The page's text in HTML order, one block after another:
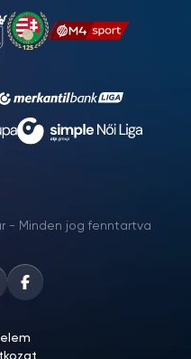
- Minden jog fenntartva